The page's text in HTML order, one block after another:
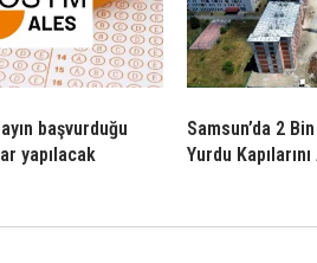
başvurduğu
yapılacak
Samsun’da 2
Yurdu